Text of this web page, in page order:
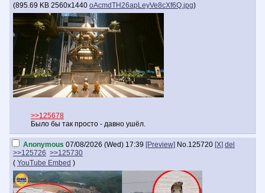
(895.69 KB 2560x1440 oAcmdTH26apLeyVe8cXf6Q.jpg)
>>125678
Было бы так просто - давно ушёл.
Anonymous 07/08/2026 (Wed) 17:39 [Preview] No.125720 [X] del
>>125726 >>125730
( YouTube Embed )